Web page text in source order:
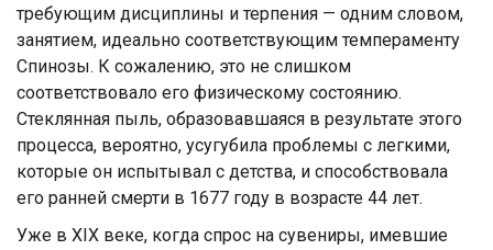
требующим дисциплины и терпения — одним словом,
занятием, идеально соответствующим темпераменту
Спинозы. К сожалению, это не слишком
соответствовало его физическому состоянию.
Стеклянная пыль, образовавшаяся в результате этого
процесса, вероятно, усугубила проблемы с легкими,
которые он испытывал с детства, и способствовала
его ранней смерти в 1677 году в возрасте 44 лет.
Уже в XIX веке, когда спрос на сувениры, имевшие